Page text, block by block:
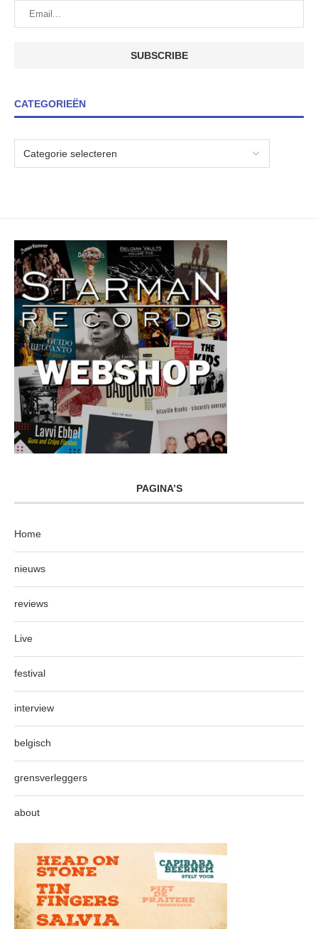
CATEGORIEËN
PAGINA’S
Home
nieuws
reviews
Live
festival
interview
belgisch
grensverleggers
about